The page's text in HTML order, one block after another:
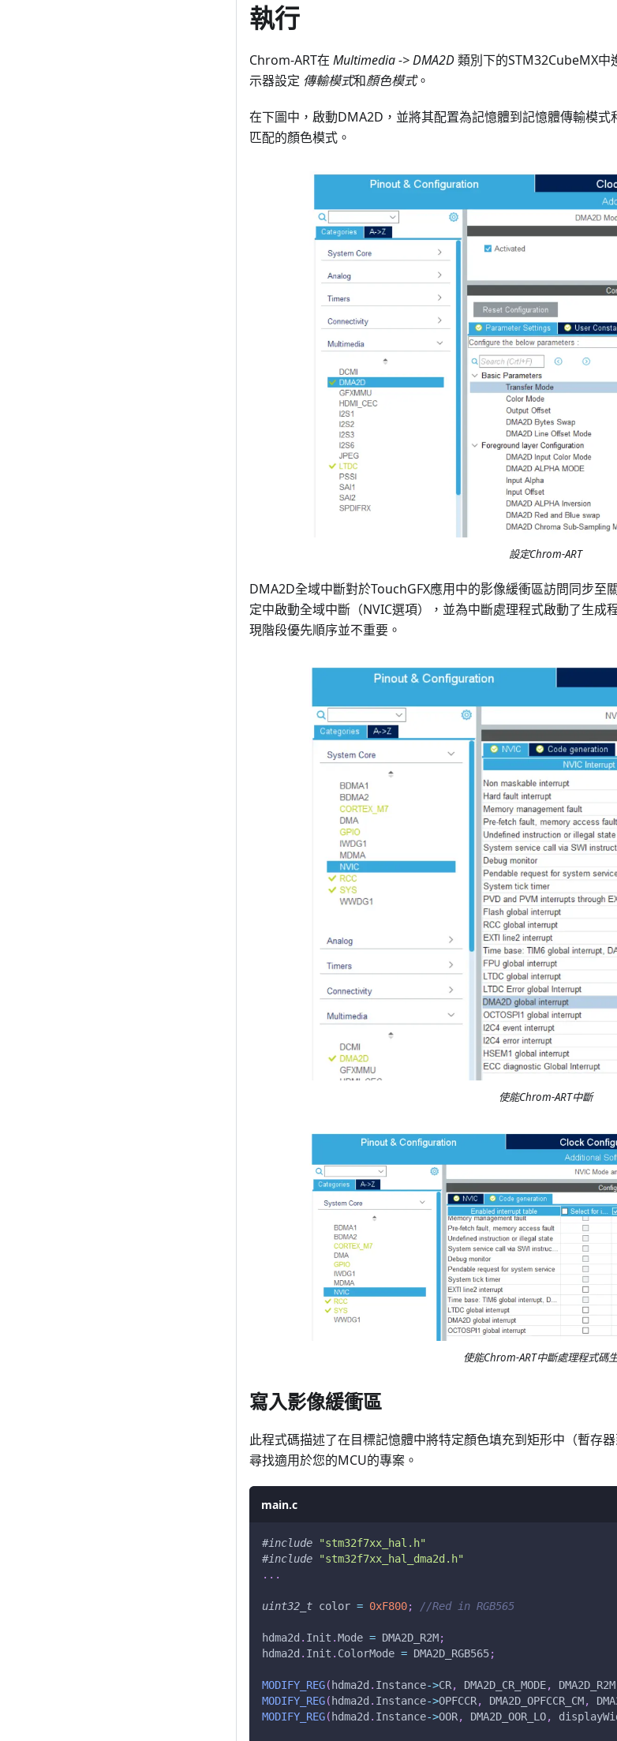
執行
Chrom-ART在 Multimedia -> DMA2D類別下的STM32CubeMX
示器設定 傳輸模式和顏色模式。
在下圖中，啟動DMA2D，並將其配置為記憶體到記憶體傳輸模
匹配的顏色模式。
設定Chrom-ART
DMA2D全域中斷對於TouchGFX應用中的影像緩衝區訪問同步至
定中啟動全域中斷（NVIC選項），並為中斷處理程式啟動了生成
現階段優先順序並不重要。
使能Chrom-ART中斷
使能Chrom-ART中斷處理程式碼
寫入影像緩衝區
此程式碼描述了在目標記憶體中將特定顏色填充到矩形中（暫存
尋找適用於您的MCU的專案。
main.c
#include
"stm32f7xx_hal.h"
#include
"stm32f7xx_hal_dma2d.h"
. . .
uint32_t color = 0xF800; //Red in RGB565
hdma2d . Init .Mode = DMA2D_R2M;
hdma2d . Init . ColorMode = DMA2D_RGB565;
MODIFY_REG( hdma2d . Instance->CR, DMA2D_CR_MODE, DMA2D_R2M
MODIFY_REG( hdma2d . Instance->OPFCCR, DMA2D_OPFCCR_CM,
MODIFY_REG( hdma2d . Instance->OOR, DMA2D_OOR_LO,